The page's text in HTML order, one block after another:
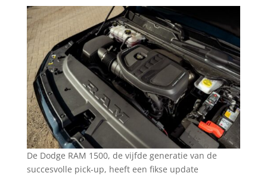
De Dodge RAM 1500, de vijfde generatie van de
succesvolle pick-up, heeft een fikse update